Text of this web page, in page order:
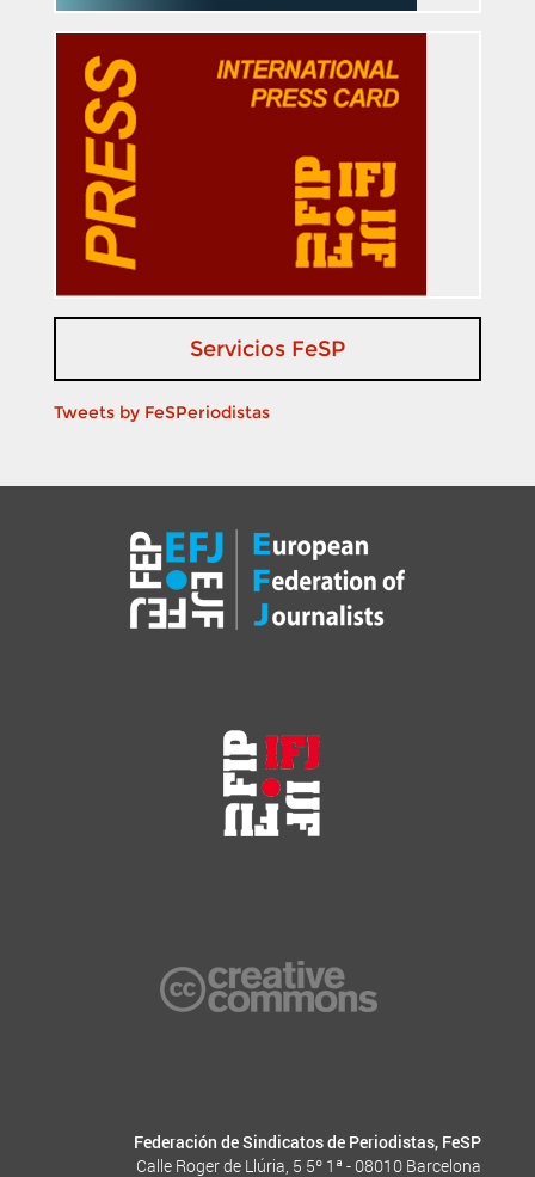
Servicios FeSP
Tweets by FeSPeriodistas
Federación de Sindicatos de Periodistas, FeSP
Calle Roger de Llúria, 5 5º 1ª - 08010 Barcelona